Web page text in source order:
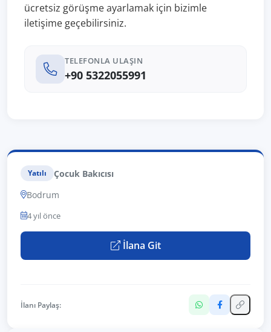
ücretsiz görüşme ayarlamak için bizimle
iletişime geçebilirsiniz.
TELEFONLA ULAŞIN
+90 5322055991
Yatılı
Çocuk Bakıcısı
Bodrum
4 yıl önce
İlana Git
İlanı Paylaş: